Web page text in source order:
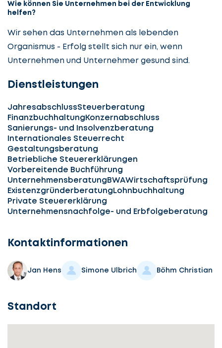
Wie können Sie Unternehmen bei der Entwicklung
helfen?
Wir sehen das Unternehmen als lebenden
Organismus - Erfolg stellt sich nur ein, wenn
Unternehmen und Unternehmer gesund sind.
Dienstleistungen
JahresabschlussSteuerberatung
Finanzbuchhaltung Konzernabschluss
Sanierungs- und Insolvenzberatung
Internationales Steuerrecht
Gestaltungsberatung
Betriebliche Steuererklärungen
Vorbereitende Buchführung
Unternehmensberatung BWAWirtschaftsprüfung
Existenzgründerberatung Lohnbuchhaltung
Private Steuererklärung
Unternehmensnachfolge- und Erbfolgeberatung
Kontaktinformationen
Jan Hens Simone Ulbrich Böhm Christian
Standort